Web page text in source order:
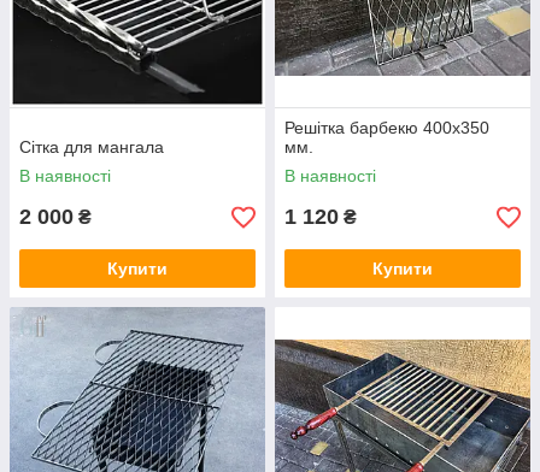
Сітка для мангала
В наявності
2 000 ₴
Купити
Решітка барбекю 400х350
мм.
В наявності
1 120 ₴
Купити